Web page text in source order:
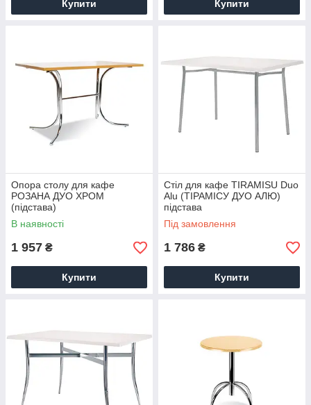
Купити Купити
Опора столу для кафе
РОЗАНА ДУО ХРОМ
(підстава)
В наявності
1 957 ₴
Купити
Стіл для кафе TIRAMISU Duo
Alu (ТІРАМІСУ ДУО АЛЮ)
підстава
Під замовлення
1 786 ₴
Купити